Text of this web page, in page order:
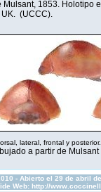
1853. Holotipo
UK. (UCCC).
lateral, frontal y posterior.
a partir de Mulsant
- Abierto el 29 de abril
Web: http://